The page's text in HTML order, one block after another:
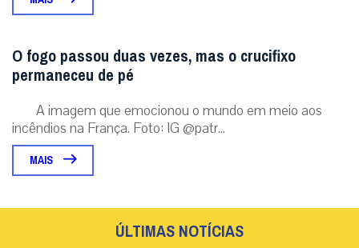
O fogo passou duas vezes, mas o crucifixo
permaneceu de pé
A imagem que emocionou o mundo em meio aos
incêndios na França. Foto: IG @patr...
MAIS
ÚLTIMAS NOTÍCIAS